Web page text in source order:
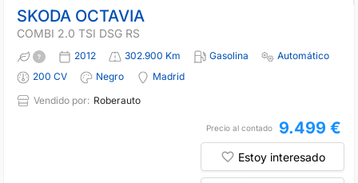
SKODA OCTAVIA
COMBI 2.0 TSI DSG RS
2012 302.900 Km Gasolina
Automático
200 CV
Negro
Madrid
Vendido por: Roberauto
Precio al contado 9.499 €
Estoy interesado